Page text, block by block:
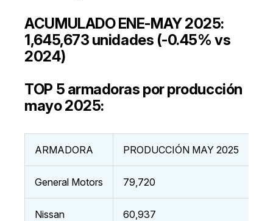
ACUMULADO ENE-MAY 2025:
1,645,673 unidades (-0.45% vs
2024)
TOP 5 armadoras por producción
mayo 2025:
ARMADORA PRODUCCIÓN MAY 2025
General Motors 79,720
Nissan 60,937